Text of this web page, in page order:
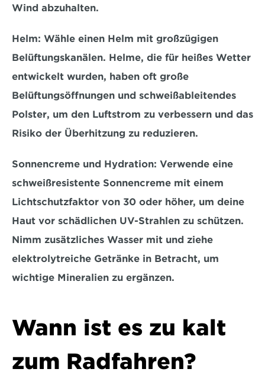
Wind abzuhalten.
Helm: Wähle einen Helm mit großzügigen
Belüftungskanälen. Helme, die für heißes Wetter
entwickelt wurden, haben oft große
Belüftungsöffnungen und schweißableitendes
Polster, um den Luftstrom zu verbessern und das
Risiko der Überhitzung zu reduzieren.
Sonnencreme und Hydration: Verwende eine
schweißresistente Sonnencreme mit einem
Lichtschutzfaktor von 30 oder höher, um deine
Haut vor schädlichen UV-Strahlen zu schützen.
Nimm zusätzliches Wasser mit und ziehe
elektrolytreiche Getränke in Betracht, um
wichtige Mineralien zu ergänzen.
Wann ist es zu kalt
zum Radfahren?